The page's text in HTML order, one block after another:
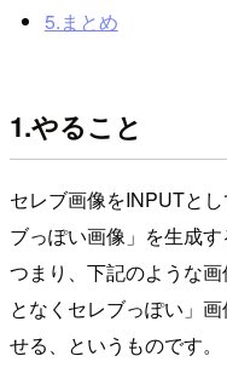
5.まとめ
1.やること
セレブ画像をINPUTと
ブっぽい画像」を生成す
つまり、下記のような
となくセレブっぽい」
せる、というものです。